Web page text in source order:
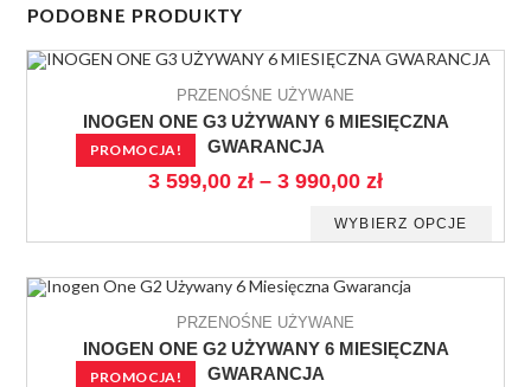
PODOBNE PRODUKTY
PROMOCJA!
PRZENOŚNE UŻYWANE
INOGEN ONE G3 UŻYWANY 6 MIESIĘCZNA
GWARANCJA
3 599,00 zł – 3 990,00 zł
WYBIERZ OPCJE
PROMOCJA!
PRZENOŚNE UŻYWANE
INOGEN ONE G2 UŻYWANY 6 MIESIĘCZNA
GWARANCJA